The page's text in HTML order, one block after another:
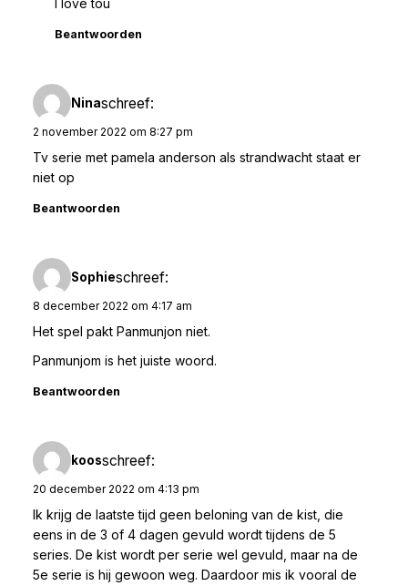
I love tou
Beantwoorden
Ninaschreef:
2 november 2022 om 8:27 pm
Tv serie met pamela anderson als strandwacht staat er
niet op
Beantwoorden
Sophieschreef:
8 december 2022 om 4:17 am
Het spel pakt Panmunjon niet.
Panmunjom is het juiste woord.
Beantwoorden
koosschreef:
20 december 2022 om 4:13 pm
Ik krijg de laatste tijd geen beloning van de kist, die
eens in de 3 of 4 dagen gevuld wordt tijdens de 5
series. De kist wordt per serie wel gevuld, maar na de
5e serie is hij gewoon weg. Daardoor mis ik vooral de